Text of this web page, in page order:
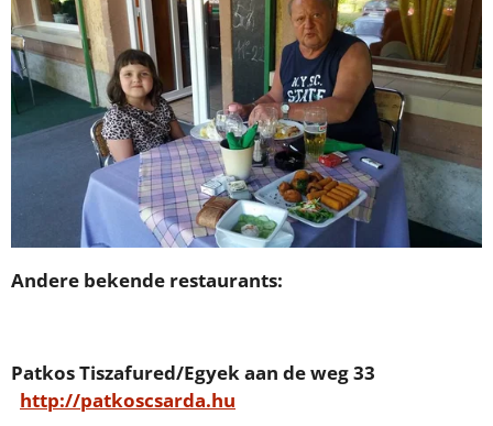
Andere bekende restaurants:
Patkos Tiszafured/Egyek aan de weg 33
http://patkoscsarda.hu